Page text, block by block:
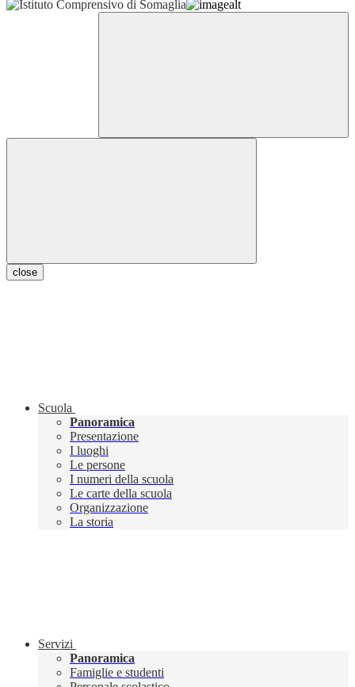
close
Scuola
Panoramica
Presentazione
I luoghi
Le persone
I numeri della scuola
Le carte della scuola
Organizzazione
La storia
Servizi
Panoramica
Famiglie e studenti